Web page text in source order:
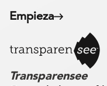
Empieza
Transparensee